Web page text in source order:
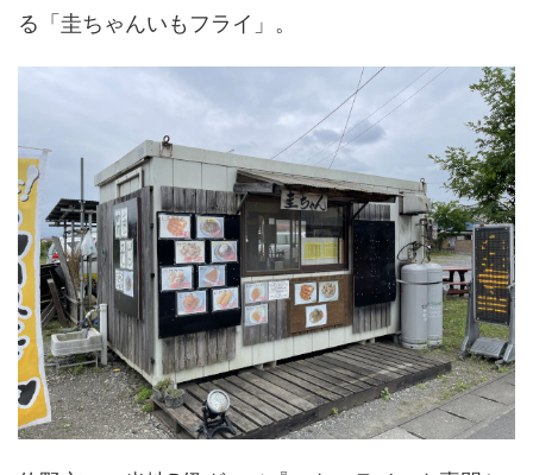
る「圭ちゃんいもフライ」。